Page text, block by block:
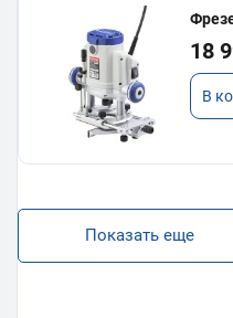
18
В
Показать еще